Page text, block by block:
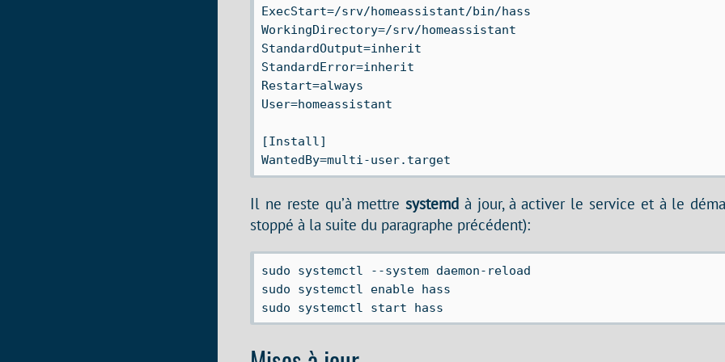
ExecStart=/srv/homeassistant/bin/hass
WorkingDirectory=/srv/homeassistant
StandardOutput=inherit
StandardError=inherit
Restart=always
User=homeassistant
[Install]
Il ne reste qu’à mettresystemd à jour, à activer le service et à le
stoppé à la suite du paragraphe précédent):
sudo systemctl --system daemon-reload
sudo systemctl enable hass